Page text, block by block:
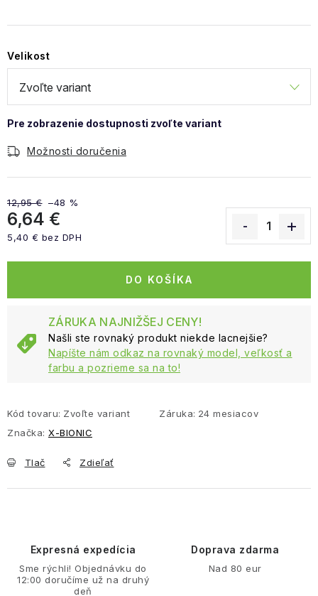
Velikost
Možnosti doručenia
12,95 € –48 %
6,64 €
5,40 € bez DPH
DO KOŠÍKA
ZÁRUKA NAJNIŽŠEJ CENY!
Našli ste rovnaký produkt niekde lacnejšie?
Napíšte nám odkaz na rovnaký model, veľkosť a
farbu a pozrieme sa na to!
Kód tovaru: Zvoľte variant Záruka: 24 mesiacov
Značka: X-BIONIC
Tlač Zdieľať
Expresná expedícia
Sme rýchli! Objednávku do
12:00 doručíme už na druhý
deň
Doprava zdarma
Nad 80 eur